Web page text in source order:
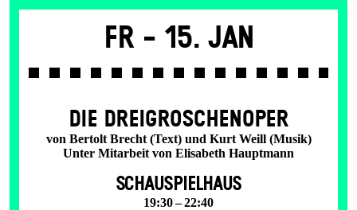
Fr - 15. Jan
DIE DREI­GROSCHEN­OPER
von Bertolt Brecht (Text) und Kurt Weill (Musik)
Unter Mitarbeit von Elisabeth Hauptmann
SCHAUSPIELHAUS
19:30 – 22:40